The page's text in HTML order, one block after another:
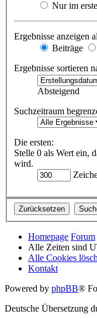
Nur im
Ergebnisse anzeigen
Beiträge
Ergebnisse sortieren
Absteigend
Suchzeitraum
Die ersten:
Stelle 0 als Wert ein,
wird.
Homepage Forum
Alle Zeiten sind
Alle Cookies
Kontakt
Powered by phpBB®
Deutsche Übersetzung